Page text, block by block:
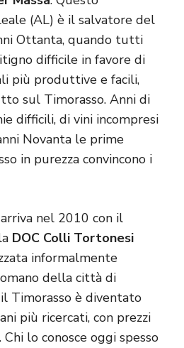
(AL) è il salvatore del
Ottanta, quando tutti
difficile in favore di
più produttive e facili,
sul Timorasso. Anni di
difficili, di vini incompresi
Novanta le prime
in purezza convincono i
nel 2010 con il
DOC Colli Tortonesi
informalmente
della città di
Timorasso è diventato
più ricercati, con prezzi
lo conosce oggi spesso